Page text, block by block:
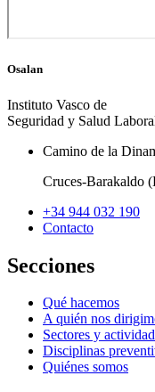
Osalan
Instituto Vasco de
Seguridad y Salud
Camino de la
Cruces-Barakaldo
+34 944 032 190
Contacto
Secciones
Qué hacemos
A quién nos
Sectores y
Disciplinas
Quiénes somos